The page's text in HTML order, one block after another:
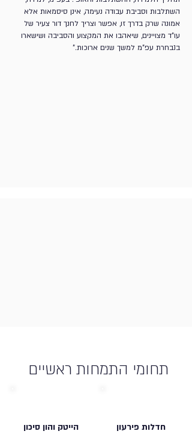
השתלבות וסביבת עבודה נעימה, אינן סיסמאות אלא
אמונה שרק בדרך זו, אפשר וצריך לחנך דור צעיר של
עו"ד מצויינים, שיאהבו את המקצוע והסביבה ושישארו
בנבחרת עפ"מ למשך שנים ארוכות."
תחומי התמחות ראשיים
הייטק והון סיכון חדלות פירעון